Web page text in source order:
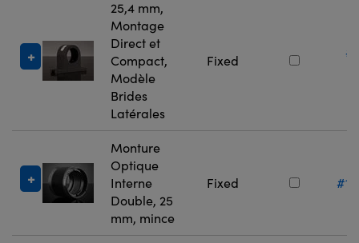
25,4 mm,
Montage
Direct et
Compact,
Modèle
Brides
Latérales
Fixed
Monture
Optique
Interne
Double, 25
mm, mince
Fixed